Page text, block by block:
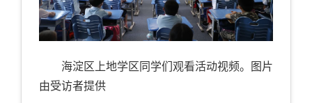
海淀区上地学区同学们观看活动视频。图片
由受访者提供